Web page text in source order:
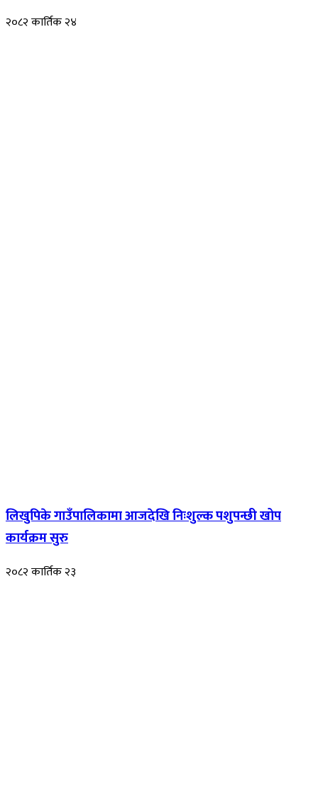
२०८२ कार्तिक २४
लिखुपिके गाउँपालिकामा आजदेखि निःशुल्क पशुपन्छी खोप
कार्यक्रम सुरु
२०८२ कार्तिक २३